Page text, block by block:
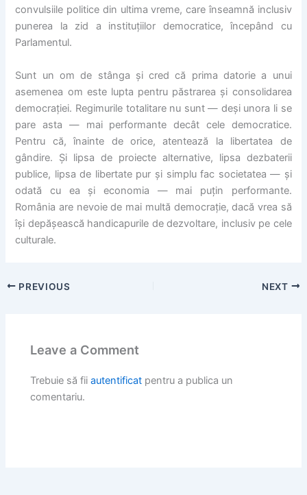
convulsiile politice din ultima vreme, care înseamnă inclusiv
punerea la zid a instituțiilor democratice, începând cu
Parlamentul.
Sunt un om de stânga și cred că prima datorie a unui
asemenea om este lupta pentru păstrarea și consolidarea
democrației. Regimurile totalitare nu sunt — deși unora li se
pare asta — mai performante decât cele democratice.
Pentru că, înainte de orice, atentează la libertatea de
gândire. Și lipsa de proiecte alternative, lipsa dezbaterii
publice, lipsa de libertate pur și simplu fac societatea — și
odată cu ea și economia — mai puțin performante.
România are nevoie de mai multă democrație, dacă vrea să
își depășească handicapurile de dezvoltare, inclusiv pe cele
culturale.
PREVIOUS NEXT
Leave a Comment
Trebuie să fiiautentificat pentru a publica un
comentariu.